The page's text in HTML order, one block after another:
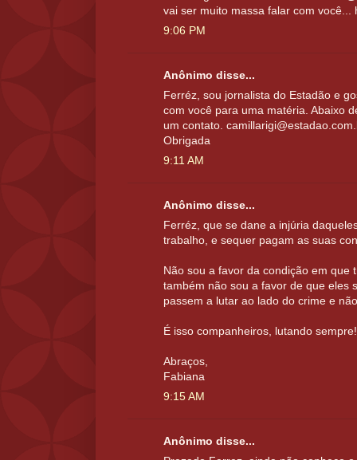
vai ser muito massa falar com você...
9:06 PM
Anônimo disse...
Ferréz, sou jornalista do Estadão e
com você para uma matéria. Abaixo
um contato.
Obrigada
9:11 AM
Anônimo disse...
Ferréz, que se dane a injúria
trabalho, e sequer pagam as suas
Não sou a favor da condição em que
também não sou a favor de que eles
passem a lutar ao lado do crime e
É isso companheiros, lutando
Abraços,
Fabiana
9:15 AM
Anônimo disse...